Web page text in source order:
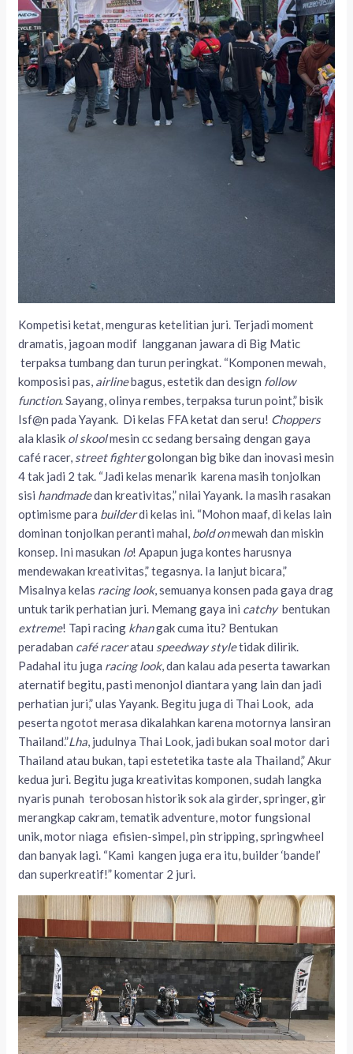
Kompetisi ketat, menguras ketelitian juri. Terjadi moment
dramatis, jagoan modif langganan jawara di Big Matic
terpaksa tumbang dan turun peringkat. “Komponen mewah,
komposisi pas, airlinebagus, estetik dan design follow
function. Sayang, olinya rembes, terpaksa turun point,” bisik
Isf@n pada Yayank. Di kelas FFA ketat dan seru! Choppers
ala klasik ol skoolmesin cc sedang bersaing dengan gaya
café racer, street fightergolongan big bike dan inovasi mesin
4 tak jadi 2 tak. “Jadi kelas menarik karena masih tonjolkan
sisi handmadedan kreativitas,” nilai Yayank. Ia masih rasakan
optimisme para builderdi kelas ini. “Mohon maaf, di kelas lain
dominan tonjolkan peranti mahal, bold onmewah dan miskin
konsep. Ini masukan lo! Apapun juga kontes harusnya
mendewakan kreativitas,” tegasnya. Ia lanjut bicara,”
Misalnya kelas racing look, semuanya konsen pada gaya drag
untuk tarik perhatian juri. Memang gaya ini catchybentukan
extreme! Tapi racing khangak cuma itu? Bentukan
peradaban café raceratau speedway styletidak dilirik.
Padahal itu juga racing look, dan kalau ada peserta tawarkan
aternatif begitu, pasti menonjol diantara yang lain dan jadi
perhatian juri,” ulas Yayank. Begitu juga di Thai Look, ada
peserta ngotot merasa dikalahkan karena motornya lansiran
Thailand.”Lha, judulnya Thai Look, jadi bukan soal motor dari
Thailand atau bukan, tapi estetetika taste ala Thailand,” Akur
kedua juri. Begitu juga kreativitas komponen, sudah langka
nyaris punah terobosan historik sok ala girder, springer, gir
merangkap cakram, tematik adventure, motor fungsional
unik, motor niaga efisien-simpel, pin stripping, springwheel
dan banyak lagi. “Kami kangen juga era itu, builder ‘bandel’
dan superkreatif!” komentar 2 juri.